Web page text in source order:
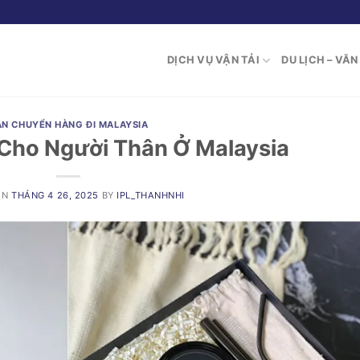
DỊCH VỤ VẬN TẢI DU LỊCH –
CHUYỂN HÀNG ĐI MALAYSIA
Người Thân Ở Malaysia
THÁNG 4 26, 2025 BY IPL_THANHNHI